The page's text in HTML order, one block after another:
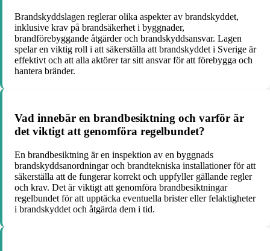
Brandskyddslagen reglerar olika aspekter av brandskyddet,
inklusive krav på brandsäkerhet i byggnader,
brandförebyggande åtgärder och brandskyddsansvar. Lagen
spelar en viktig roll i att säkerställa att brandskyddet i Sverige är
effektivt och att alla aktörer tar sitt ansvar för att förebygga och
hantera bränder.
Vad innebär en brandbesiktning och varför är
det viktigt att genomföra regelbundet?
En brandbesiktning är en inspektion av en byggnads
brandskyddsanordningar och brandtekniska installationer för att
säkerställa att de fungerar korrekt och uppfyller gällande regler
och krav. Det är viktigt att genomföra brandbesiktningar
regelbundet för att upptäcka eventuella brister eller felaktigheter
i brandskyddet och åtgärda dem i tid.